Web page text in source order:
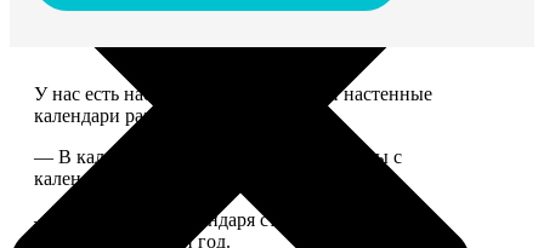
У нас есть настольные, магнитные и настенные
календари разных размеров.
— В календаре 13 листов: обложка+листы с
календарной сеткой.
— Обложка для календаря стандартная, дизайн
обновляем каждый год.